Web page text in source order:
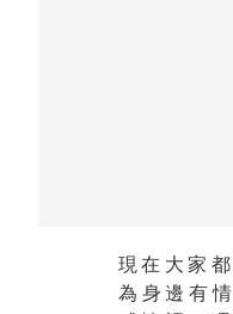
現在大家
為身邊有